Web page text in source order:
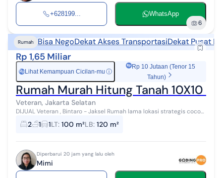
+628199... WhatsApp
6
Rumah Bisa NegoDekat Akses TransportasiDekat Pusat
Rp 1,65 Miliar
RpLihat Kemampuan Cicilan-mu ⓘ
Rp 10 Jutaan (Tenor 15
Tahun)
Rumah Murah Hitung Tanah 10X10
Veteran, Jakarta Selatan
DIJUAL Veteran , Bintaro - Jaksel Rumah lama lokasi strategis cocok
utk invest / kantor / rumah kos. Selangkah ke Rsppn Soedirman 5
menit ke pin...
2 1 1LT: 100 m²LB: 120 m²
Diperbarui 20 jam yang lalu oleh
Mimi